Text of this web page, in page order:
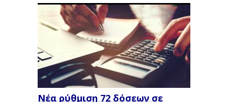
Νέα ρύθμιση 72 δόσεων σε